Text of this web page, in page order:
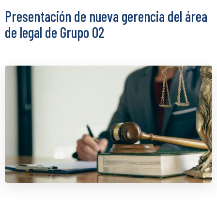
Presentación de nueva gerencia del área
de legal de Grupo O2